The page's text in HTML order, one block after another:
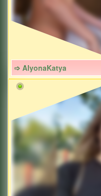
➩ AlyonaKatya